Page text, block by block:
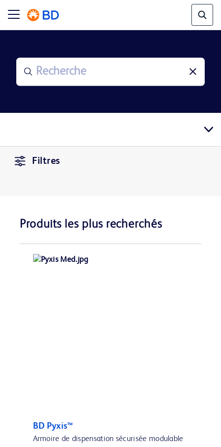
Filtres
Produits les plus recherchés
BD Pyxis™
Armoire de dispensation sécurisée modulable